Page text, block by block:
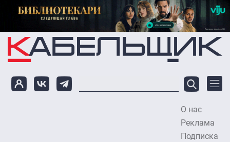
Перейти к основному содержанию
О нас
Реклама
Подписка